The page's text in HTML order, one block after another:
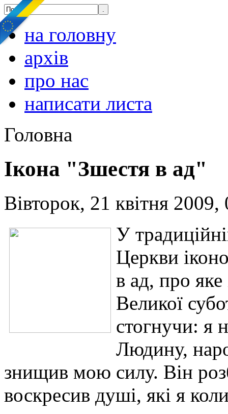
на головну
архів
про нас
написати листа
Головна
Ікона "Зшестя в ад"
Вівторок, 21 квітня 2009,
У
Церкви
в ад, про
Великої
стогнучи: я
Людину,
знищив мою силу. Він
воскресив душі, які я